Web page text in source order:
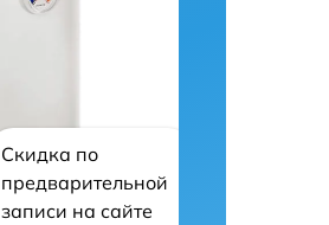
Скидка по
предварительной
записи на сайте